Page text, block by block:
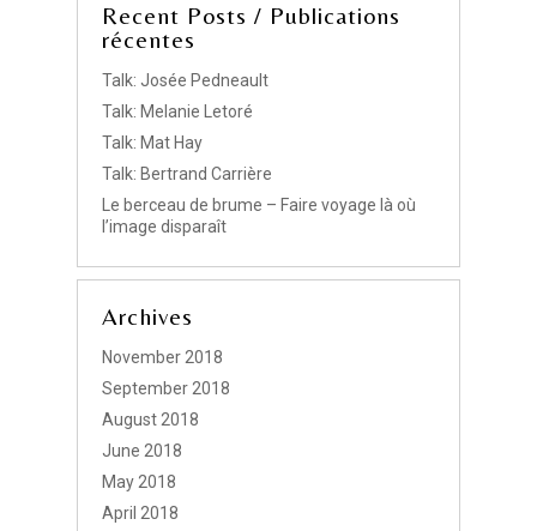
Recent Posts / Publications
récentes
Talk: Josée Pedneault
Talk: Melanie Letoré
Talk: Mat Hay
Talk: Bertrand Carrière
Le berceau de brume – Faire voyage là où
l’image disparaît
Archives
November 2018
September 2018
August 2018
June 2018
May 2018
April 2018